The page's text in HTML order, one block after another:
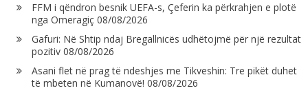
FFM i qëndron besnik UEFA-s, Çeferin ka përkrahjen e plotë
nga Omeragiç 08/08/2026
Gafuri: Në Shtip ndaj Bregallnicës udhëtojmë për një rezultat
pozitiv 08/08/2026
Asani flet në prag të ndeshjes me Tikveshin: Tre pikët duhet
të mbeten në Kumanovë! 08/08/2026